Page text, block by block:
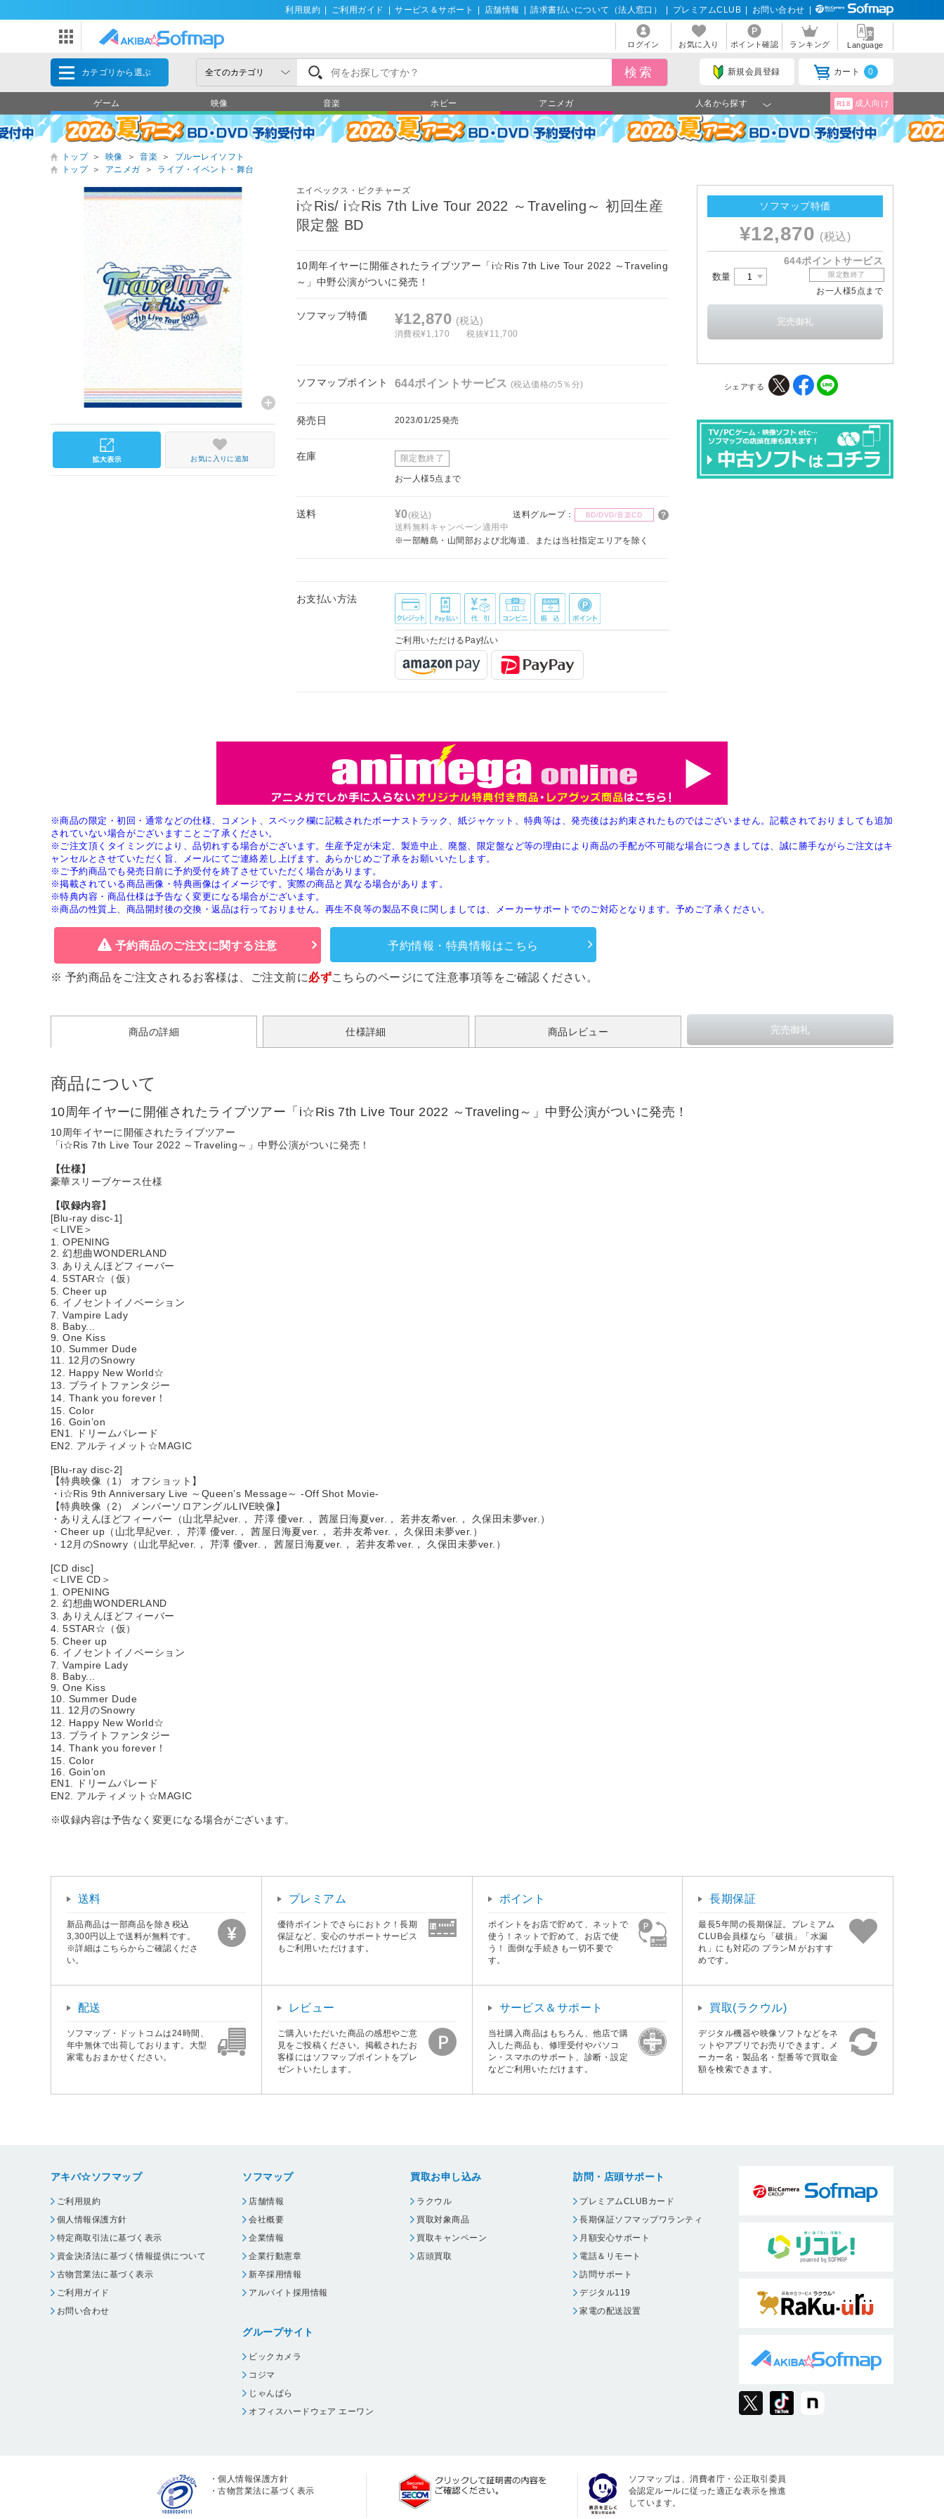
利用規約 ご利用ガイド サービス＆サポート 店舗情報 請求書払いについて（法人窓口） プレミアムCLUB お問い合わせ
ログイン お気に入り ポイント確認 ランキング Language
カテゴリから選ぶ 新規会員登録 カート 0
ゲーム 映像 音楽 ホビー アニメガ 人名から探す R18 成人向け
トップ ＞ 映像 ＞ 音楽 ＞
ブルーレイソフト
トップ
＞ アニメガ ＞ ライブ・イベント・舞台
エイベックス・ピクチャーズ
i☆Ris/ i☆Ris 7th Live Tour 2022 ～Traveling～ 初回生産
限定盤 BD
10周年イヤーに開催されたライブツアー「i☆Ris 7th Live Tour 2022 ～Traveling
～」中野公演がついに発売！
ソフマップ特価 ¥12,870 (税込)
消費税¥1,170 税抜¥11,700
ソフマップポイント 644ポイントサービス (税込価格の5％分)
発売日 2023/01/25発売
在庫 限定数終了
お一人様5点まで
送料 ¥0(税込) 送料グループ： BD/DVD/音楽CD
送料無料キャンペーン適用中
※一部離島・山間部および北海道、または当社指定エリアを除く
お支払い方法
ご利用いただけるPay払い
お気に入りに追加
ソフマップ特価
¥12,870 (税込)
644ポイントサービス
数量 限定数終了
お一人様5点まで
シェアする
※商品の限定・初回・通常などの仕様、コメント、スペック欄に記載されたボーナストラック、紙ジャケット、特典等は、発売後はお約束されたものではございません。記載されておりましても追加
されていない場合がございますことご了承ください。
※ご注文頂くタイミングにより、品切れする場合がございます。生産予定が未定、製造中止、廃盤、限定盤など等の理由により商品の手配が不可能な場合につきましては、誠に勝手ながらご注文はキ
ャンセルとさせていただく旨、メールにてご連絡差し上げます。あらかじめご了承をお願いいたします。
※ご予約商品でも発売日前に予約受付を終了させていただく場合があります。
※掲載されている商品画像・特典画像はイメージです。実際の商品と異なる場合があります。
※特典内容・商品仕様は予告なく変更になる場合がございます。
※商品の性質上、商品開封後の交換・返品は行っておりません。再生不良等の製品不良に関しましては、メーカーサポートでのご対応となります。予めご了承ください。
予約商品のご注文に関する注意 予約情報・特典情報はこちら
※ 予約商品をご注文されるお客様は、ご注文前に必ずこちらのページにて注意事項等をご確認ください。
商品の詳細 仕様詳細 商品レビュー
商品について
10周年イヤーに開催されたライブツアー「i☆Ris 7th Live Tour 2022 ～Traveling～」中野公演がついに発売！
10周年イヤーに開催されたライブツアー
「i☆Ris 7th Live Tour 2022 ～Traveling～」中野公演がついに発売！
【仕様】
豪華スリーブケース仕様
【収録内容】
[Blu-ray disc-1]
＜LIVE＞
1. OPENING
2. 幻想曲WONDERLAND
3. ありえんほどフィーバー
4. 5STAR☆（仮）
5. Cheer up
6. イノセントイノベーション
7. Vampire Lady
8. Baby...
9. One Kiss
10. Summer Dude
11. 12月のSnowry
12. Happy New World☆
13. ブライトファンタジー
14. Thank you forever！
15. Color
16. Goin’on
EN1. ドリームパレード
EN2. アルティメット☆MAGIC
[Blu-ray disc-2]
【特典映像（1） オフショット】
・i☆Ris 9th Anniversary Live ～Queen’s Message～ -Off Shot Movie-
【特典映像（2） メンバーソロアングルLIVE映像】
・ありえんほどフィーバー（山北早紀ver.， 芹澤 優ver.， 茜屋日海夏ver.， 若井友希ver.， 久保田未夢ver.）
・Cheer up（山北早紀ver.， 芹澤 優ver.， 茜屋日海夏ver.， 若井友希ver.， 久保田未夢ver.）
・12月のSnowry（山北早紀ver.， 芹澤 優ver.， 茜屋日海夏ver.， 若井友希ver.， 久保田未夢ver.）
[CD disc]
＜LIVE CD＞
1. OPENING
2. 幻想曲WONDERLAND
3. ありえんほどフィーバー
4. 5STAR☆（仮）
5. Cheer up
6. イノセントイノベーション
7. Vampire Lady
8. Baby...
9. One Kiss
10. Summer Dude
11. 12月のSnowry
12. Happy New World☆
13. ブライトファンタジー
14. Thank you forever！
15. Color
16. Goin’on
EN1. ドリームパレード
EN2. アルティメット☆MAGIC
※収録内容は予告なく変更になる場合がございます。
送料
新品商品は一部商品を除き税込
3,300円以上で送料が無料です。
※詳細はこちらからご確認くださ
い。
プレミアム
優待ポイントでさらにおトク！長期
保証など、安心のサポートサービス
もご利用いただけます。
ポイント
ポイントをお店で貯めて、ネットで
使う！ネットで貯めて、お店で使
う！ 面倒な手続きも一切不要で
す。
長期保証
最長5年間の長期保証。プレミアム
CLUB会員様なら「破損」「水漏
れ」にも対応の プランM がおすす
めです。
配送
ソフマップ・ドットコムは24時間、
年中無休で出荷しております。大型
家電もおまかせください。
レビュー
ご購入いただいた商品の感想やご意
見をご投稿ください。掲載されたお
客様にはソフマップポイントをプレ
ゼントいたします。
サービス＆サポート
当社購入商品はもちろん、他店で購
入した商品も、修理受付やパソコ
ン・スマホのサポート、診断・設定
などご利用いただけます。
買取(ラクウル)
デジタル機器や映像ソフトなどをネ
ットやアプリでお売りできます。メ
ーカー名・製品名・型番等で買取金
額を検索できます。
アキバ☆ソフマップ
ご利用規約
個人情報保護方針
特定商取引法に基づく表示
資金決済法に基づく情報提供について
古物営業法に基づく表示
ご利用ガイド
お問い合わせ
ソフマップ
店舗情報
会社概要
企業情報
企業行動憲章
新卒採用情報
アルバイト採用情報
グループサイト
ビックカメラ
コジマ
じゃんぱら
オフィスハードウェア エーワン
買取お申し込み
ラクウル
買取対象商品
買取キャンペーン
店頭買取
訪問・店頭サポート
プレミアムCLUBカード
長期保証ソフマップワランティ
月額安心サポート
電話＆リモート
訪問サポート
デジタル119
家電の配送設置
・個人情報保護方針
・古物営業法に基づく表示
ソフマップは、消費者庁・公正取引委員
会認定ルールに従った適正な表示を推進
しています。